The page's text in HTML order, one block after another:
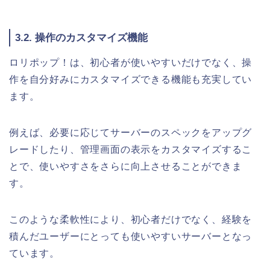
3.2. 操作のカスタマイズ機能
ロリポップ！は、初心者が使いやすいだけでなく、操
作を自分好みにカスタマイズできる機能も充実してい
ます。
例えば、必要に応じてサーバーのスペックをアップグ
レードしたり、管理画面の表示をカスタマイズするこ
とで、使いやすさをさらに向上させることができま
す。
このような柔軟性により、初心者だけでなく、経験を
積んだユーザーにとっても使いやすいサーバーとなっ
ています。